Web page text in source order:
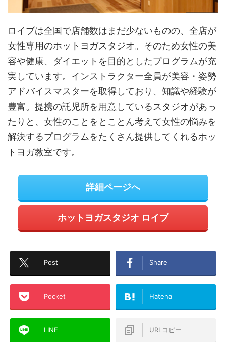
ロイブは全国で店舗数はまだ少ないものの、全店が
女性専用のホットヨガスタジオ。そのため女性の美
容や健康、ダイエットを目的としたプログラムが充
実しています。インストラクター全員が美容・姿勢
アドバイスマスターを取得しており、知識や経験が
豊富。提携の託児所を用意しているスタジオがあっ
たりと、女性のことをとことん考えて女性の悩みを
解決するプログラムをたくさん提供してくれるホッ
トヨガ教室です。
詳細ページへ
ホットヨガスタジオ ロイブ
Post Share
Pocket Hatena
LINE URLコピー